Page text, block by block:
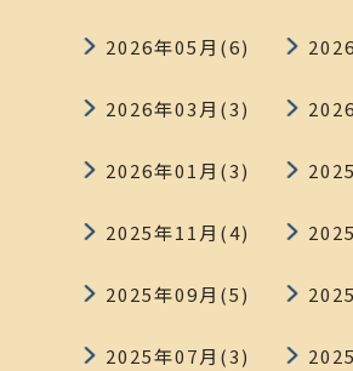
2026年05月(6)
2026年03月(3)
2026年01月(3)
2025年11月(4)
2025年09月(5)
2025年07月(3)